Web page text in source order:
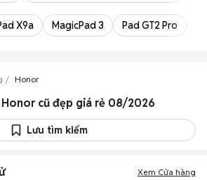
X9a MagicPad 3 Pad GT2 Pro
Honor
Honor cũ đẹp giá rẻ 08/2026
Lưu tìm kiếm
Xem Cửa hàng